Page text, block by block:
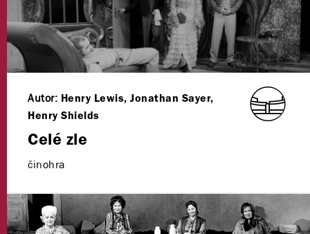
Autor: Henry Lewis, Jonathan Sayer,
Henry Shields
Celé zle
činohra